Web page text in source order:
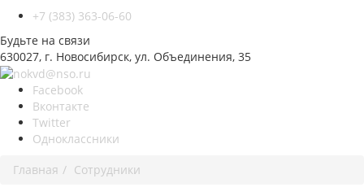
+7 (383) 363-06-60
Будьте на связи
630027, г. Новосибирск, ул. Объединения, 35
Facebook
Вконтакте
Twitter
Одноклассники
Главная
Сотрудники